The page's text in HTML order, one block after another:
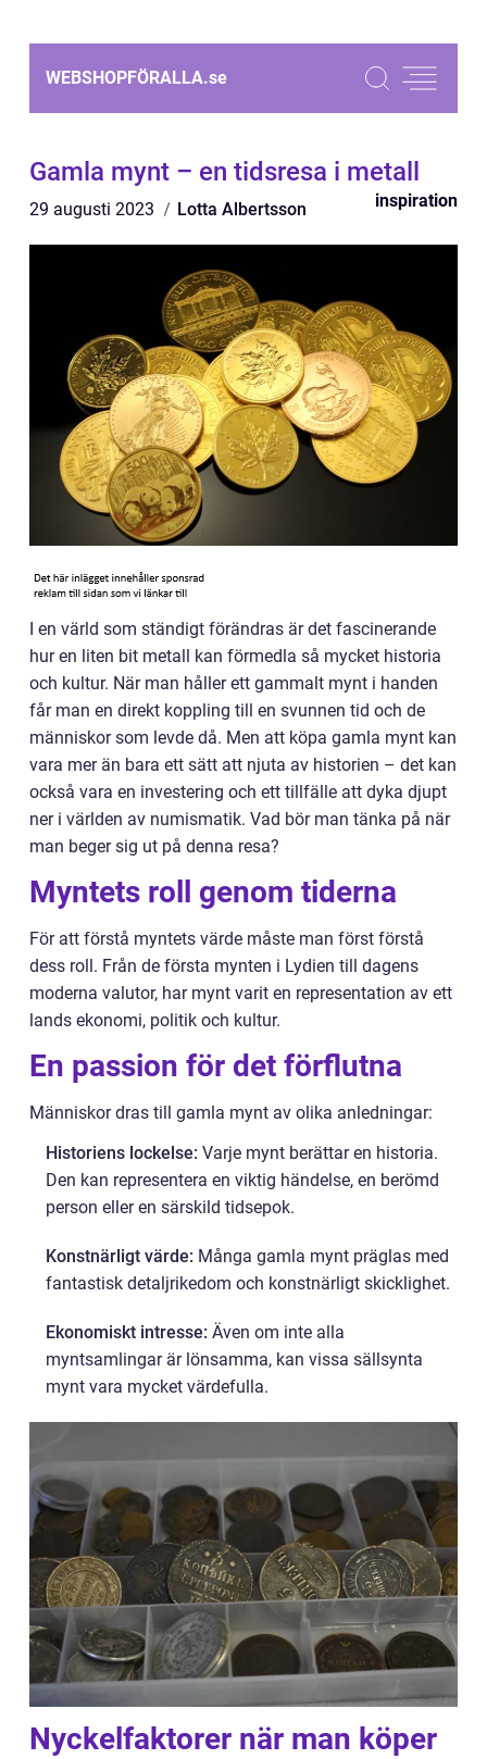
WEBSHOPFÖRALLA.se
Gamla mynt – en tidsresa i metall
29 augusti 2023 Lotta Albertsson inspiration
I en värld som ständigt förändras är det fascinerande
hur en liten bit metall kan förmedla så mycket historia
och kultur. När man håller ett gammalt mynt i handen
får man en direkt koppling till en svunnen tid och de
människor som levde då. Men att köpa gamla mynt kan
vara mer än bara ett sätt att njuta av historien – det kan
också vara en investering och ett tillfälle att dyka djupt
ner i världen av numismatik. Vad bör man tänka på när
man beger sig ut på denna resa?
Myntets roll genom tiderna
För att förstå myntets värde måste man först förstå
dess roll. Från de första mynten i Lydien till dagens
moderna valutor, har mynt varit en representation av ett
lands ekonomi, politik och kultur.
En passion för det förflutna
Människor dras till gamla mynt av olika anledningar:
Historiens lockelse: Varje mynt berättar en historia.
Den kan representera en viktig händelse, en berömd
person eller en särskild tidsepok.
Konstnärligt värde: Många gamla mynt präglas med
fantastisk detaljrikedom och konstnärligt skicklighet.
Ekonomiskt intresse: Även om inte alla
myntsamlingar är lönsamma, kan vissa sällsynta
mynt vara mycket värdefulla.
Nyckelfaktorer när man köper